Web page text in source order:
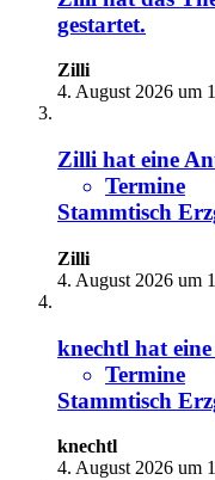
gestartet.
Zilli
4. August 2026 um
Zilli hat eine
Termine
Stammtisch
Zilli
4. August 2026 um
knechtl hat
Termine
Stammtisch
knechtl
4. August 2026 um